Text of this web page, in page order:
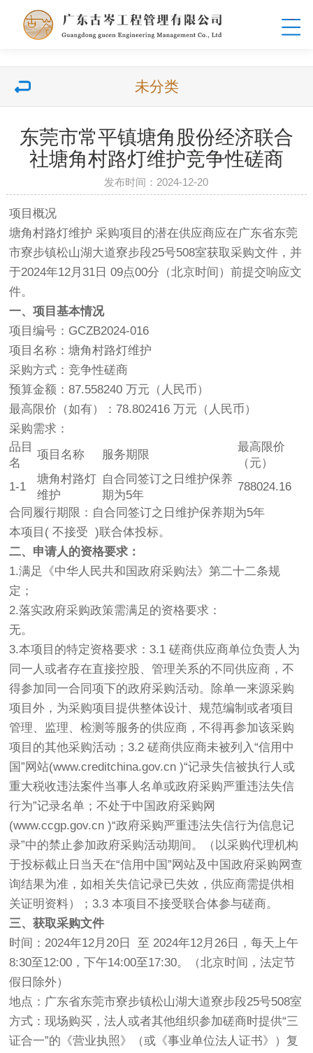
未分类
东莞市常平镇塘角股份经济联合
社塘角村路灯维护竞争性磋商
发布时间：2024-12-20
项目概况
塘角村路灯维护 采购项目的潜在供应商应在广东省东莞
市寮步镇松山湖大道寮步段25号508室获取采购文件，并
于2024年12月31日 09点00分（北京时间）前提交响应文
件。
一、项目基本情况
项目编号：GCZB2024-016
项目名称：塘角村路灯维护
采购方式：竞争性磋商
预算金额：87.558240 万元（人民币）
最高限价（如有）：78.802416 万元（人民币）
采购需求：
品目
名
项目名称 服务期限
最高限价
（元）
1-1
塘角村路灯
维护
自合同签订之日维护保养
期为5年
788024.16
合同履行期限：自合同签订之日维护保养期为5年
本项目( 不接受 )联合体投标。
二、申请人的资格要求：
1.满足《中华人民共和国政府采购法》第二十二条规
定；
2.落实政府采购政策需满足的资格要求：
无。
3.本项目的特定资格要求：3.1 磋商供应商单位负责人为
同一人或者存在直接控股、管理关系的不同供应商，不
得参加同一合同项下的政府采购活动。除单一来源采购
项目外，为采购项目提供整体设计、规范编制或者项目
管理、监理、检测等服务的供应商，不得再参加该采购
项目的其他采购活动；3.2 磋商供应商未被列入“信用中
国”网站(www.creditchina.gov.cn )“记录失信被执行人或
重大税收违法案件当事人名单或政府采购严重违法失信
行为”记录名单；不处于中国政府采购网
(www.ccgp.gov.cn )“政府采购严重违法失信行为信息记
录”中的禁止参加政府采购活动期间。（以采购代理机构
于投标截止日当天在“信用中国”网站及中国政府采购网查
询结果为准，如相关失信记录已失效，供应商需提供相
关证明资料）；3.3 本项目不接受联合体参与磋商。
三、获取采购文件
时间：2024年12月20日 至 2024年12月26日，每天上午
8:30至12:00，下午14:00至17:30。（北京时间，法定节
假日除外）
地点：广东省东莞市寮步镇松山湖大道寮步段25号508室
方式：现场购买，法人或者其他组织参加磋商时提供“三
证合一”的《营业执照》（或《事业单位法人证书》）复